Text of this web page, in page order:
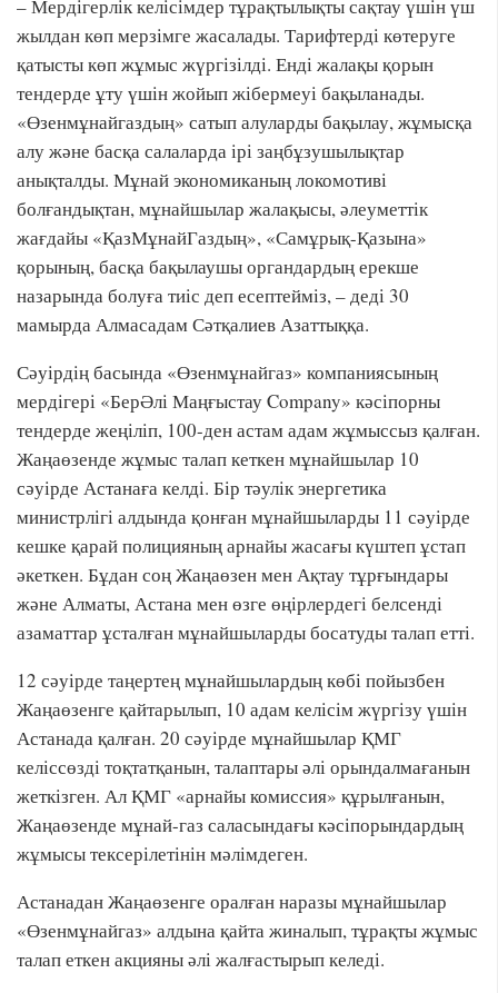
– Мердігерлік келісімдер тұрақтылықты сақтау үшін үш
жылдан көп мерзімге жасалады. Тарифтерді көтеруге
қатысты көп жұмыс жүргізілді. Енді жалақы қорын
тендерде ұту үшін жойып жібермеуі бақыланады.
«Өзенмұнайгаздың» сатып алуларды бақылау, жұмысқа
алу және басқа салаларда ірі заңбұзушылықтар
анықталды. Мұнай экономиканың локомотиві
болғандықтан, мұнайшылар жалақысы, әлеуметтік
жағдайы «ҚазМұнайГаздың», «Самұрық-Қазына»
қорының, басқа бақылаушы органдардың ерекше
назарында болуға тиіс деп есептейміз, – деді 30
мамырда Алмасадам Сәтқалиев Азаттыққа.
Сәуірдің басында «Өзенмұнайгаз» компаниясының
мердігері «БерӘлі Маңғыстау Company» кәсіпорны
тендерде жеңіліп, 100-ден астам адам жұмыссыз қалған.
Жаңаөзенде жұмыс талап кеткен мұнайшылар 10
сәуірде Астанаға келді. Бір тәулік энергетика
министрлігі алдында қонған мұнайшыларды 11 сәуірде
кешке қарай полицияның арнайы жасағы күштеп ұстап
әкеткен. Бұдан соң Жаңаөзен мен Ақтау тұрғындары
және Алматы, Астана мен өзге өңірлердегі белсенді
азаматтар ұсталған мұнайшыларды босатуды талап етті.
12 сәуірде таңертең мұнайшылардың көбі пойызбен
Жаңаөзенге қайтарылып, 10 адам келісім жүргізу үшін
Астанада қалған. 20 сәуірде мұнайшылар ҚМГ
келіссөзді тоқтатқанын, талаптары әлі орындалмағанын
жеткізген. Ал ҚМГ «арнайы комиссия» құрылғанын,
Жаңаөзенде мұнай-газ саласындағы кәсіпорындардың
жұмысы тексерілетінін мәлімдеген.
Астанадан Жаңаөзенге оралған наразы мұнайшылар
«Өзенмұнайгаз» алдына қайта жиналып, тұрақты жұмыс
талап еткен акцияны әлі жалғастырып келеді.